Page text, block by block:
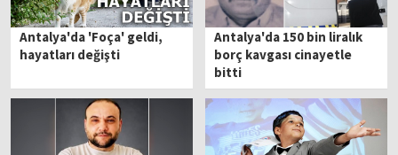
Antalya'da 'Foça' geldi,
hayatları değişti
Antalya'da 150 bin liralık
borç kavgası cinayetle
bitti